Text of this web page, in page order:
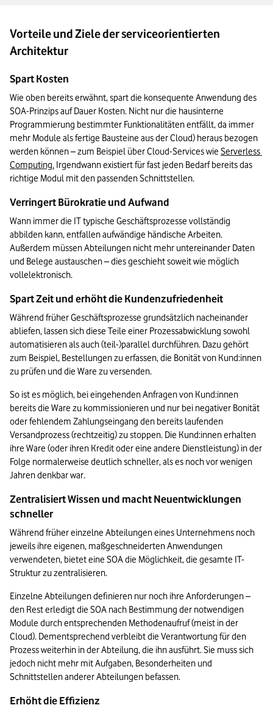
Vorteile und Ziele der serviceorientierten
Architektur
Spart Kosten
Wie oben bereits erwähnt, spart die konsequente Anwendung des
SOA-Prinzips auf Dauer Kosten. Nicht nur die hausinterne
Programmierung bestimmter Funktionalitäten entfällt, da immer
mehr Module als fertige Bausteine aus der Cloud) heraus bezogen
werden können – zum Beispiel über Cloud-Services wie Serverless
Computing. Irgendwann existiert für fast jeden Bedarf bereits das
richtige Modul mit den passenden Schnittstellen.
Verringert Bürokratie und Aufwand
Wann immer die IT typische Geschäftsprozesse vollständig
abbilden kann, entfallen aufwändige händische Arbeiten.
Außerdem müssen Abteilungen nicht mehr untereinander Daten
und Belege austauschen – dies geschieht soweit wie möglich
vollelektronisch.
Spart Zeit und erhöht die Kundenzufriedenheit
Während früher Geschäftsprozesse grundsätzlich nacheinander
abliefen, lassen sich diese Teile einer Prozessabwicklung sowohl
automatisieren als auch (teil-)parallel durchführen. Dazu gehört
zum Beispiel, Bestellungen zu erfassen, die Bonität von Kund:innen
zu prüfen und die Ware zu versenden.
So ist es möglich, bei eingehenden Anfragen von Kund:innen
bereits die Ware zu kommissionieren und nur bei negativer Bonität
oder fehlendem Zahlungseingang den bereits laufenden
Versandprozess (rechtzeitig) zu stoppen. Die Kund:innen erhalten
ihre Ware (oder ihren Kredit oder eine andere Dienstleistung) in der
Folge normalerweise deutlich schneller, als es noch vor wenigen
Jahren denkbar war.
Zentralisiert Wissen und macht Neuentwicklungen
schneller
Während früher einzelne Abteilungen eines Unternehmens noch
jeweils ihre eigenen, maßgeschneiderten Anwendungen
verwendeten, bietet eine SOA die Möglichkeit, die gesamte IT-
Struktur zu zentralisieren.
Einzelne Abteilungen definieren nur noch ihre Anforderungen –
den Rest erledigt die SOA nach Bestimmung der notwendigen
Module durch entsprechenden Methodenaufruf (meist in der
Cloud). Dementsprechend verbleibt die Verantwortung für den
Prozess weiterhin in der Abteilung, die ihn ausführt. Sie muss sich
jedoch nicht mehr mit Aufgaben, Besonderheiten und
Schnittstellen anderer Abteilungen befassen.
Erhöht die Effizienz